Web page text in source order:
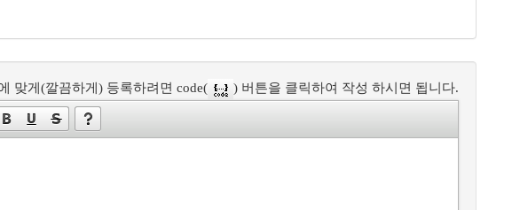
맞게(깔끔하게) 등록하려면 code( ) 버튼을 클릭하여 작성 하시면 됩니다.